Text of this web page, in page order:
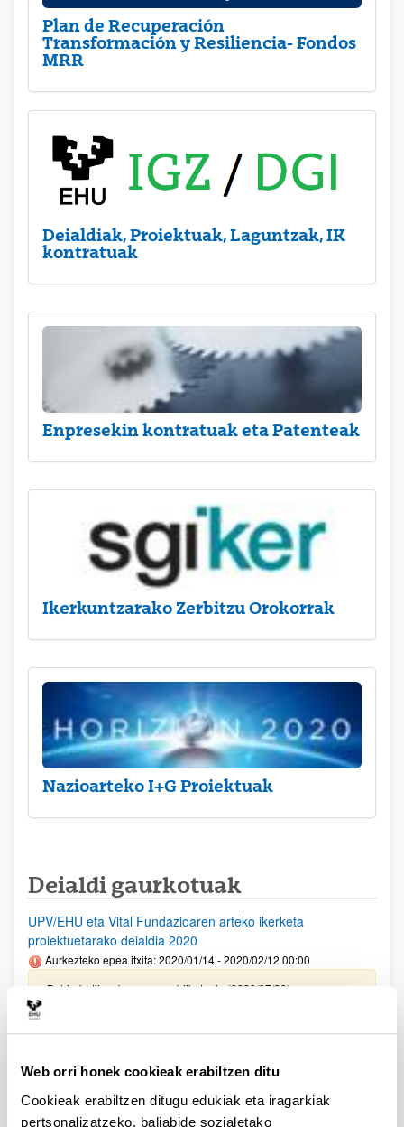
Web orri honek cookieak erabiltzen ditu
Cookieak erabiltzen ditugu edukiak eta iragarkiak
pertsonalizatzeko, baliabide sozialetako
Plan de Recuperación
Transformación y Resiliencia- Fondos
MRR
Deialdiak, Proiektuak, Laguntzak, IK
kontratuak
Enpresekin kontratuak eta Patenteak
Ikerkuntzarako Zerbitzu Orokorrak
Nazioarteko I+G Proiektuak
Deialdi gaurkotuak
UPV/EHU eta Vital Fundazioaren arteko ikerketa
proiektuetarako deialdia 2020
Aurkezteko epea itxita: 2020/01/14 - 2020/02/12 00:00
Behin-betiko ebazpena publikatu da (2020/07/29)
Aurreko deialdietan laguntzarik lortu ez duten
Aurkezteko epea itxita: 2020/06/01 - 2020/06/05 00:00
Ebazpena publikatu da (2020/06/17)